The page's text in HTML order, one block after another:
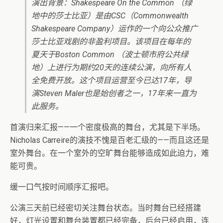
演出背景：Shakespeare On the Common （绿
地中的莎士比亚）是由CSC（Commonwealth
Shakespeare Company）运作的一个向公众推广
莎士比亚戏剧的非盈利项目。该项目在每年的
夏天于Boston Common （波士顿市府公共绿
地）上进行为期约20天的连续公演，向所有人
全免费开放。这个项目运营至今已达17年，导
演Steven Maler也是始创者之一，17年来一直为
此服务。
首演归来汇报——一个密度极高的舞台，尤其是下半场。
Nicholas Carreire的演技不愧是百老汇级的——而且这还是
室外舞台。在一个室外的空旷舞台能够造成如此迫力，难
能可贵。
缓一口气按时间顺序汇报吧。
公演三天前已经密切关注舞台状态。当时舞台已经搭建
好，灯光设置和舞台装置都已经完备，后台已经启用，连